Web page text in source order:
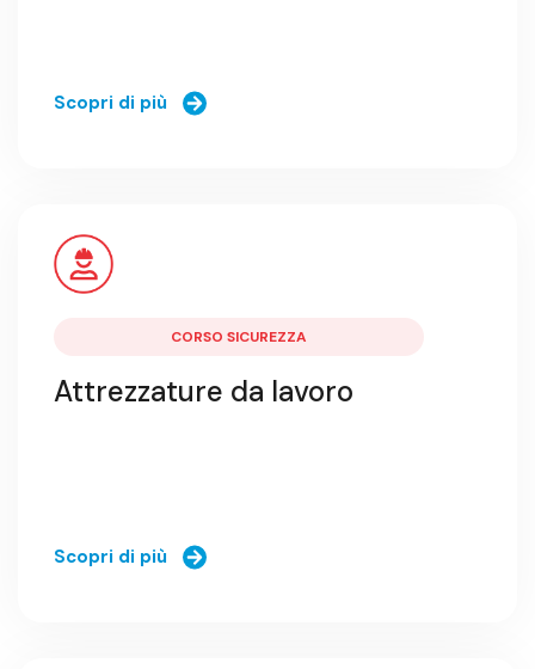
Scopri di più
CORSO SICUREZZA
Attrezzature da lavoro
Scopri di più